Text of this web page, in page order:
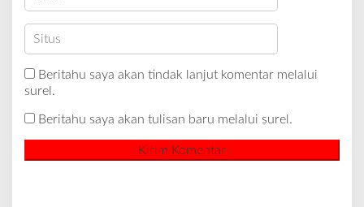
Beritahu saya akan tindak lanjut komentar melalui
surel.
Beritahu saya akan tulisan baru melalui surel.